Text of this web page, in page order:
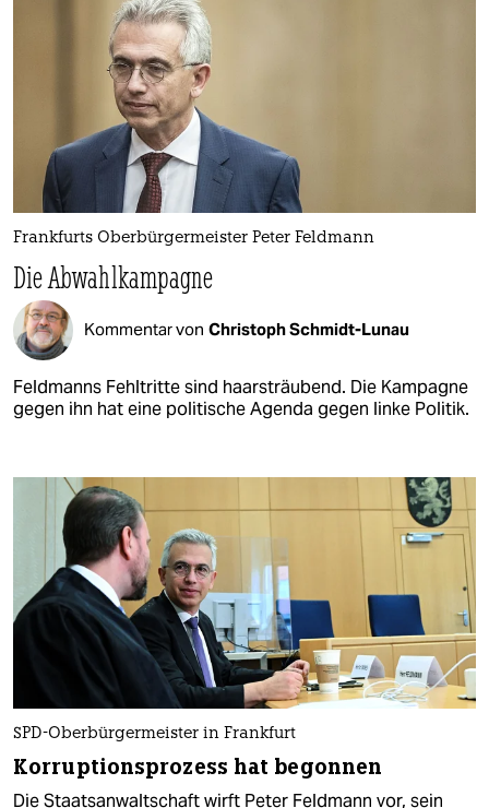
Frankfurts Oberbürgermeister Peter Feldmann
Die Abwahlkampagne
Kommentar von Christoph Schmidt-Lunau
Feldmanns Fehltritte sind haarsträubend. Die Kampagne
gegen ihn hat eine politische Agenda gegen linke Politik.
SPD-Oberbürgermeister in Frankfurt
Korruptionsprozess hat begonnen
Die Staatsanwaltschaft wirft Peter Feldmann vor, sein